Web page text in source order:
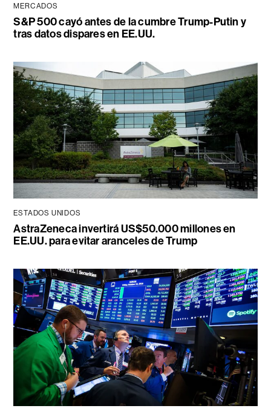
MERCADOS
S&P 500 cayó antes de la cumbre Trump-Putin y
tras datos dispares en EE.UU.
ESTADOS UNIDOS
AstraZeneca invertirá US$50.000 millones en
EE.UU. para evitar aranceles de Trump